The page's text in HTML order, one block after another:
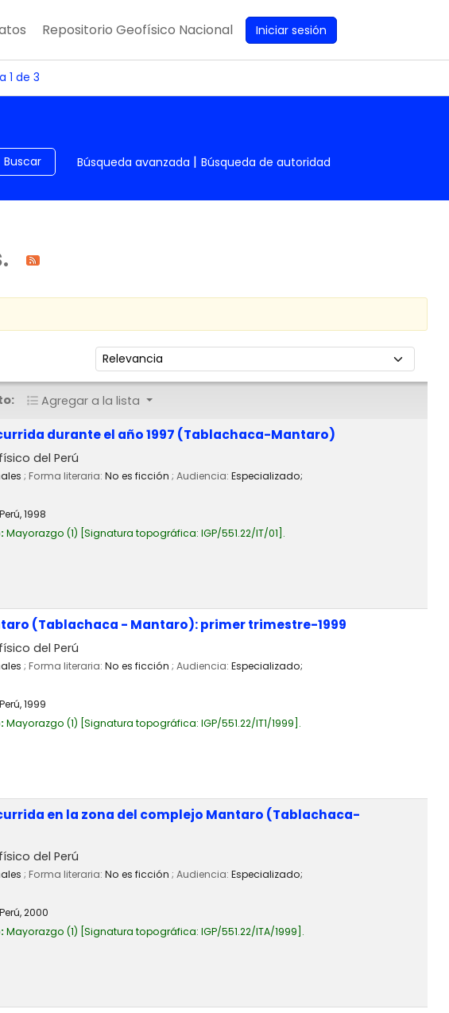
Repositorio Geofísico Nacional Iniciar sesión
1 de 3
Buscar Búsqueda avanzada Búsqueda de autoridad
Ordenar por:
Agregar a la lista
durante el año 1997 (Tablachaca-Mantaro)
del Perú
; Forma literaria: No es ficción ; Audiencia: Especializado;
1998
Mayorazgo (1) Signatura topográfica: IGP/551.22/IT/01 .
(Tablachaca - Mantaro): primer trimestre-1999
del Perú
; Forma literaria: No es ficción ; Audiencia: Especializado;
1999
Mayorazgo (1) Signatura topográfica: IGP/551.22/IT1/1999 .
en la zona del complejo Mantaro (Tablachaca-
del Perú
; Forma literaria: No es ficción ; Audiencia: Especializado;
2000
Mayorazgo (1) Signatura topográfica: IGP/551.22/ITA/1999 .